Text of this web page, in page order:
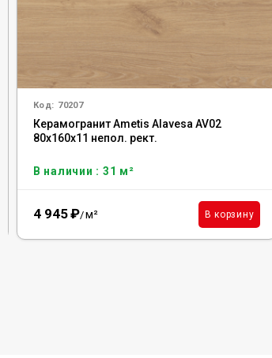
Код: 70207
Керамогранит Ametis Alavesa AV02
80x160x11 непол. рект.
В наличии : 31 м²
4 945₽/м² В корзину